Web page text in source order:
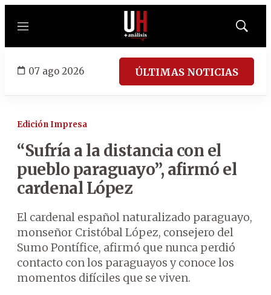
Menú
Mostrar
07 ago 2026 ÚLTIMAS NOTICIAS
Edición Impresa
“Sufría a la distancia con el
pueblo paraguayo”, afirmó el
cardenal López
El cardenal español naturalizado paraguayo,
monseñor Cristóbal López, consejero del
Sumo Pontífice, afirmó que nunca perdió
contacto con los paraguayos y conoce los
momentos difíciles que se viven.